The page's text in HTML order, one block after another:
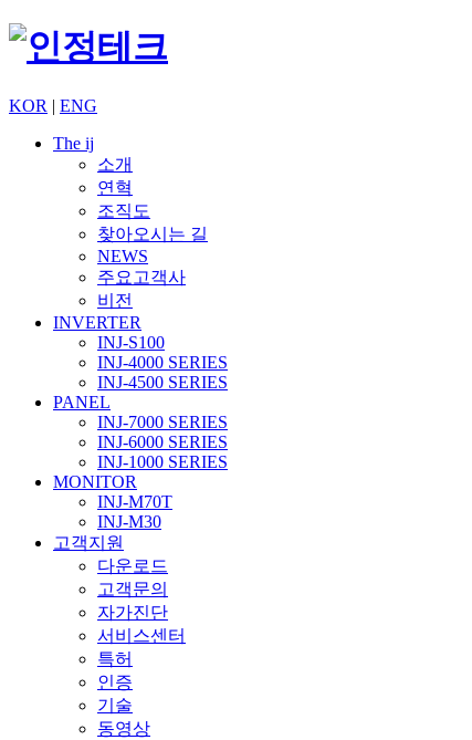
KOR | ENG
The ij
소개
연혁
조직도
찾아오시는 길
NEWS
주요고객사
비전
INVERTER
INJ-S100
INJ-4000 SERIES
INJ-4500 SERIES
PANEL
INJ-7000 SERIES
INJ-6000 SERIES
INJ-1000 SERIES
MONITOR
INJ-M70T
INJ-M30
고객지원
다운로드
고객문의
자가진단
서비스센터
특허
인증
기술
동영상